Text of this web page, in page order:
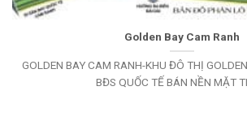
Golden Bay Cam Ranh
GOLDEN BAY CAM RANH-KHU ĐÔ THỊ
BĐS QUỐC TẾ BÁN NỀN MẶT